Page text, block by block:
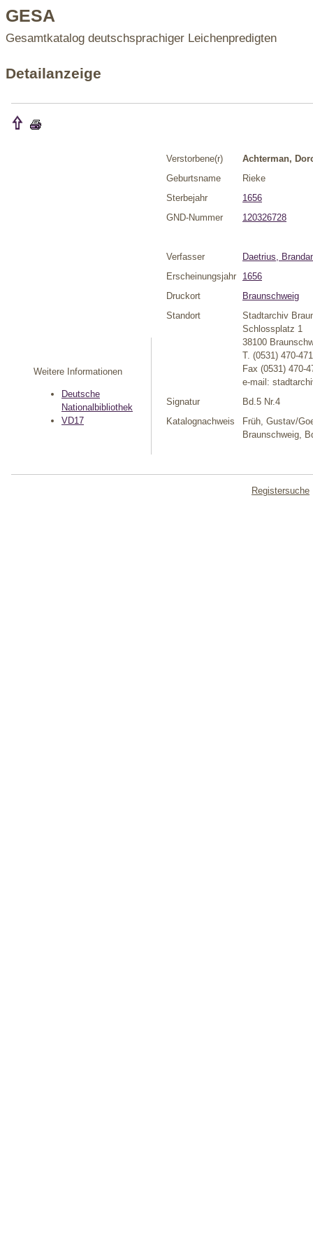
GESA
Gesamtkatalog deutschsprachiger Leichenpredigten
Detailanzeige
Weitere Informationen
Deutsche
Nationalbibliothek
VD17
Verstorbene(r)
Achterman,
Geburtsname
Rieke
Sterbejahr
1656
GND-Nummer
120326728
Verfasser
Daetrius,
Erscheinungsjahr
1656
Druckort
Braunschweig
Standort
Stadtarchiv
Schlossplatz 1
38100
T. (0531) 470-
Fax (0531) 470-
e-mail:
Signatur
Bd.5 Nr.4
Katalognachweis
Früh, Gustav/
Braunschweig,
Registersuche